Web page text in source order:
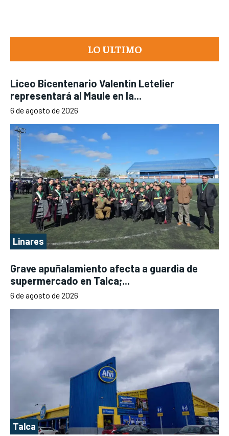
LO ULTIMO
Liceo Bicentenario Valentín Letelier
representará al Maule en la...
6 de agosto de 2026
Linares
Grave apuñalamiento afecta a guardia de
supermercado en Talca;...
6 de agosto de 2026
Talca